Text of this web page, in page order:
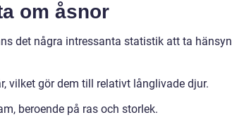
om åsnor
det några intressanta statistik att ta hänsyn
vilket gör dem till relativt långlivade djur.
beroende på ras och storlek.